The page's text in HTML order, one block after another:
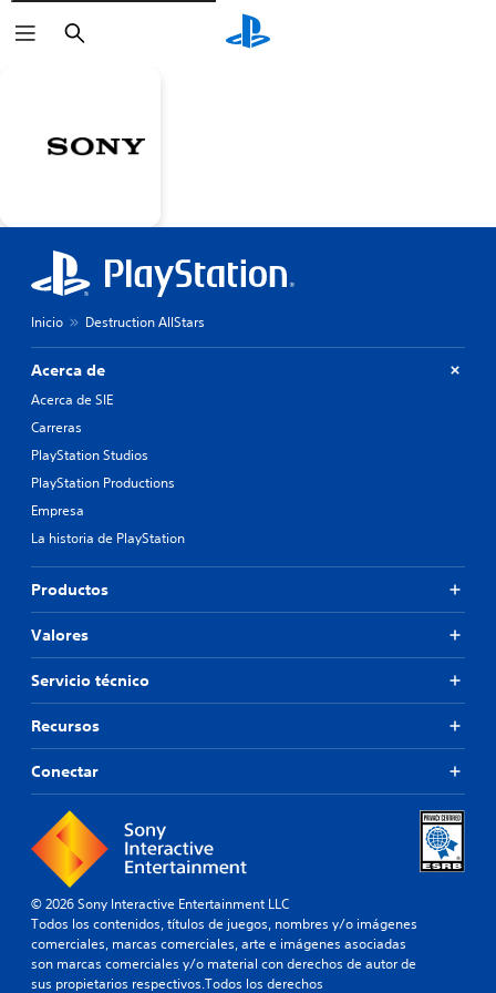
Buscar
Inicio Destruction AllStars
Acerca de
Acerca de SIE
Carreras
PlayStation Studios
PlayStation Productions
Empresa
La historia de PlayStation
Productos
Valores
Servicio técnico
Recursos
Conectar
© 2026 Sony Interactive Entertainment LLC
Todos los contenidos, títulos de juegos, nombres y/o imágenes
comerciales, marcas comerciales, arte e imágenes asociadas
son marcas comerciales y/o material con derechos de autor de
sus propietarios respectivos.Todos los derechos